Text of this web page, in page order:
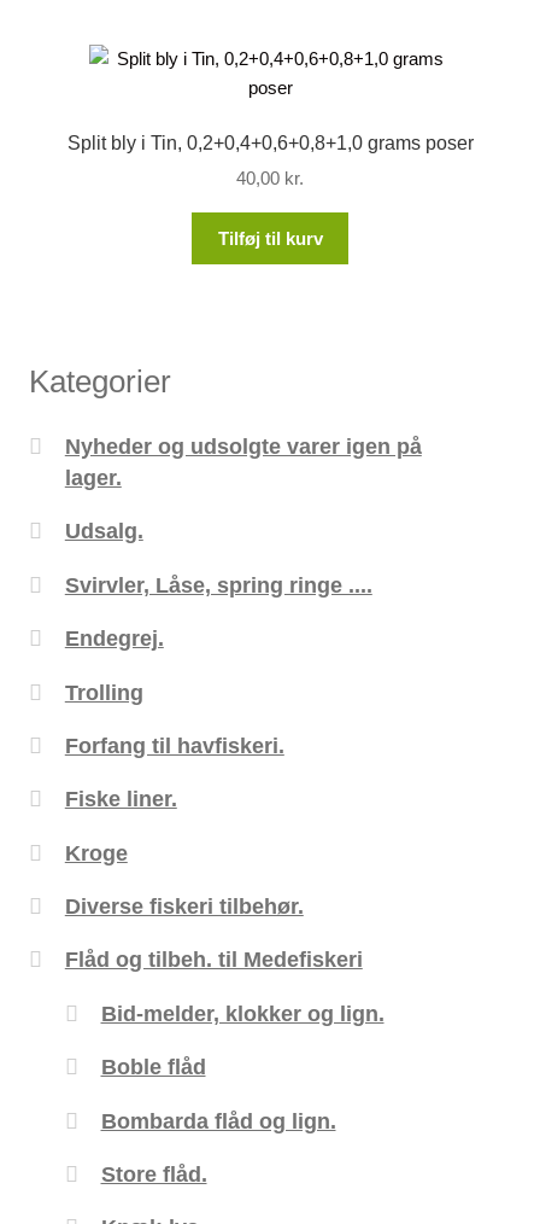
Split bly i Tin, 0,2+0,4+0,6+0,8+1,0 grams poser
40,00 kr.
Tilføj til kurv
Kategorier
Nyheder og udsolgte varer igen på
lager.
Udsalg.
Svirvler, Låse, spring ringe ....
Endegrej.
Trolling
Forfang til havfiskeri.
Fiske liner.
Kroge
Diverse fiskeri tilbehør.
Flåd og tilbeh. til Medefiskeri
Bid-melder, klokker og lign.
Boble flåd
Bombarda flåd og lign.
Store flåd.